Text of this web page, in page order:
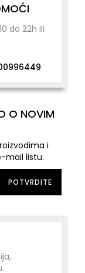
do 22h ili
O NOVIM
i
mail listu.
POTVRDITE